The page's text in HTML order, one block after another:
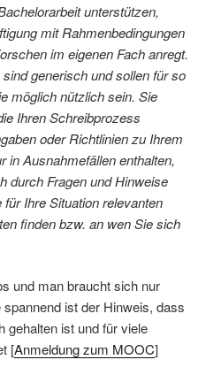
unterstützen,
mit Rahmenbedingungen
im eigenen Fach anregt.
generisch und sollen für so
möglich nützlich sein. Sie
Ihren Schreibprozess
oder Richtlinien zu Ihrem
in Ausnahmefällen enthalten,
durch Fragen und Hinweise
Ihre Situation relevanten
finden bzw. an wen Sie sich
und man braucht sich nur
ist der Hinweis, dass
gehalten ist und für viele
[Anmeldung zum MOOC]